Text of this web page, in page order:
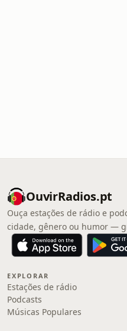
OuvirRadios.pt
Ouça estações de rádio e
cidade, gênero ou humor —
EXPLORAR
Estações de rádio
Podcasts
Músicas Populares